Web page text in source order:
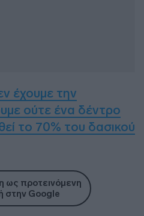
έχουμε την
ούτε ένα δέντρο
το 70% του δασικού
ως προτεινόμενη
στην Google